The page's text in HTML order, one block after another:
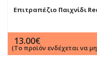
Επιτραπέζιο Παιχνίδι
13.00€
(Το προϊόν ενδέχεται να